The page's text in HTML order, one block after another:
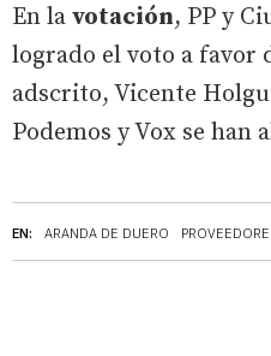
EN: ARANDA DE DUERO
En la votación, PP y
logrado el voto a favor
adscrito, Vicente
Podemos y Vox se han